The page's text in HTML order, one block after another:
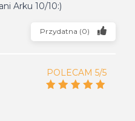
Arku 10/10:)
Przydatna (0)
POLECAM 5/5